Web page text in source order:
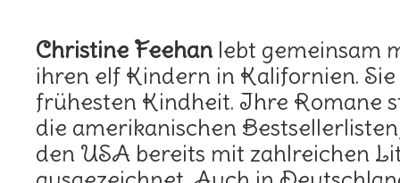
Christine Feehan lebt gemeinsam
ihren elf Kindern in Kalifornien.
frühesten Kindheit. Ihre Romane
die amerikanischen
den USA bereits mit zahlreichen